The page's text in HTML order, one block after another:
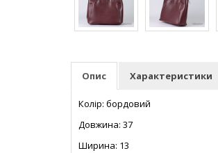
Опис Характеристики
Колір: бордовий
Довжина: 37
Ширина: 13